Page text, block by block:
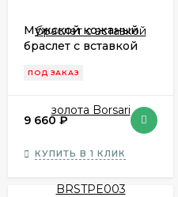
Мужской кожаный
браслет с вставкой
BRSTPE003
ПОД ЗАКАЗ
9 660₽
КУПИТЬ В 1 КЛИК